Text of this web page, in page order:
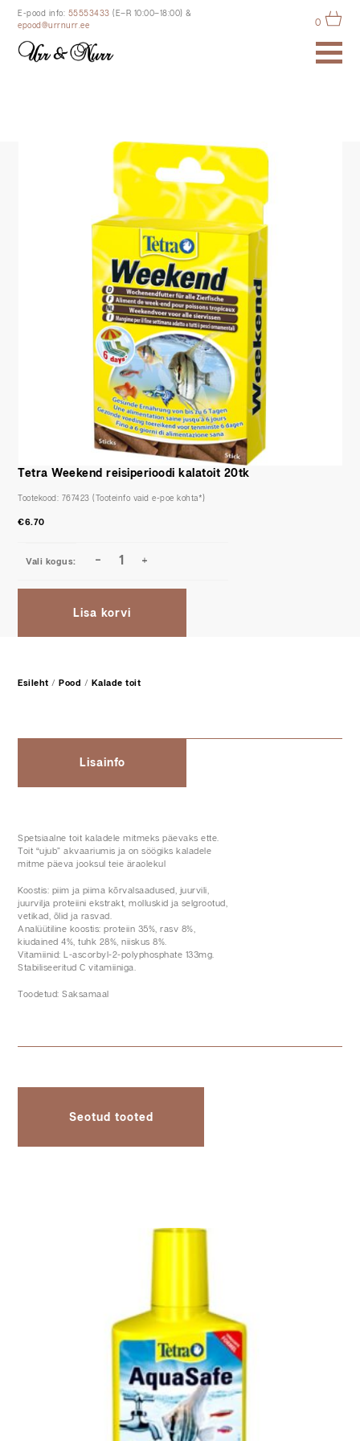
E-pood info: 55553433 (E–R 10:00–18:00) &
epood@urrnurr.ee
0
Tetra Weekend reisiperioodi kalatoit 20tk
€6.70
Lisa korvi
Tootekood: 767423
Esileht / Pood / Kalade toit
Lisainfo
Spetsiaalne toit kaladele mitmeks päevaks ette.
Toit “ujub” akvaariumis ja on söögiks kaladele
mitme päeva jooksul teie äraolekul
Koostis: piim ja piima kõrvalsaadused, juurvili,
juurvilja proteiini ekstrakt, molluskid ja selgrootud,
vetikad, õlid ja rasvad.
Analüütiline koostis: proteiin 35%, rasv 8%,
kiudained 4%, tuhk 28%, niiskus 8%.
Vitamiinid: L-ascorbyl-2-polyphosphate 133mg.
Stabiliseeritud C vitamiiniga.
Toodetud: Saksamaal
Seotud tooted